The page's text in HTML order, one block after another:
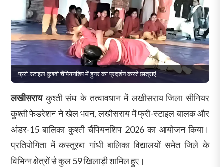
फ्री-स्टाइल कुश्ती चैंपियनशिप में हुनर का प्रदर्शन करते छात्राएं
लखीसरायकुश्ती संघ के तत्वावधान में लखीसराय जिला सीनियर
कुश्ती फेडरेशन ने खेल भवन, लखीसराय में फ्री-स्टाइल बालक और
अंडर-15 बालिका कुश्ती चैंपियनशिप 2026 का आयोजन किया।
प्रतियोगिता में कस्तूरबा गांधी बालिका विद्यालयों समेत जिले के
विभिन्न क्षेत्रों से कुल 59 खिलाड़ी शामिल हुए।